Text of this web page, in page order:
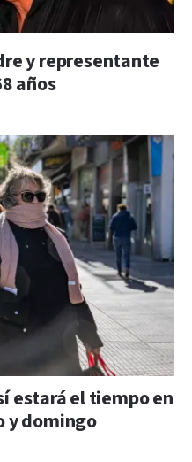
y representante
años
estará el tiempo en
y domingo